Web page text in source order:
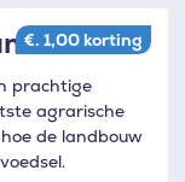
prachtige
agrarische
de landbouw
€. 1,00 korting